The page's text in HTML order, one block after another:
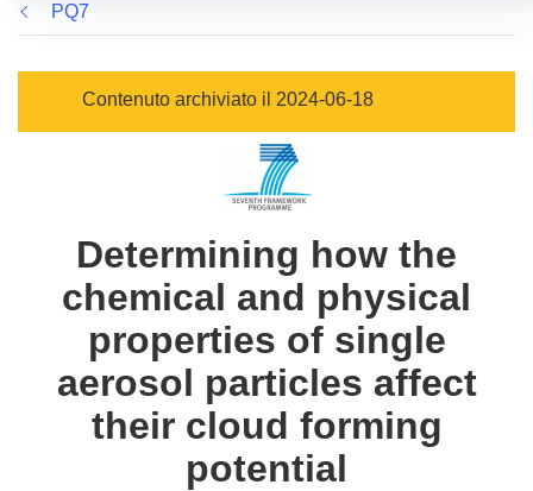
nuova
finestra)
PQ7
Contenuto archiviato il 2024-06-18
Determining how the
chemical and physical
properties of single
aerosol particles affect
their cloud forming
potential